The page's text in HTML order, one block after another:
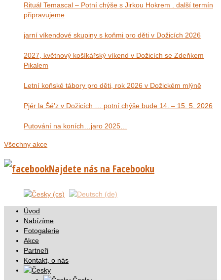
Rituál Temascal – Potní chýše s Jirkou Hokrem . další termín
připravujeme
jarní víkendové skupiny s koňmi pro děti v Dožicích 2026
2027, květnový košíkářský víkend v Dožicích se Zdeňkem
Pikalem
Letní koňské tábory pro děti, rok 2026 v Dožickém mlýně
Pjér la Šé’z v Dožicích … potní chýše bude 14. – 15. 5. 2026
Putování na koních…jaro 2025…
Všechny akce
Najdete nás na Facebooku
Úvod
Nabízíme
Fotogalerie
Akce
Partneři
Kontakt, o nás